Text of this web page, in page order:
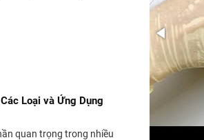
Loại và Ứng Dụng
quan trọng trong nhiều